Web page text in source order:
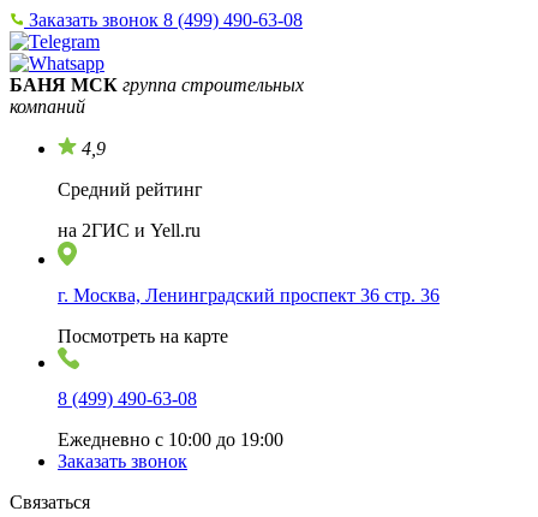
Заказать звонок 8 (499) 490-63-08
БАНЯ МСК группа строительных
компаний
4,9
Средний рейтинг
на 2ГИС и Yell.ru
г. Москва, Ленинградский проспект 36 стр. 36
Посмотреть на карте
8 (499) 490-63-08
Ежедневно с 10:00 до 19:00
Заказать звонок
Связаться